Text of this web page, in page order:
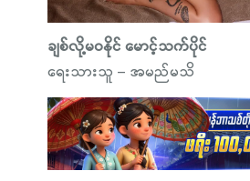
ချစ်လို့မဝနိုင် မောင့်သက်ပိုင်
ရေးသားသူ – အမည်မသိ